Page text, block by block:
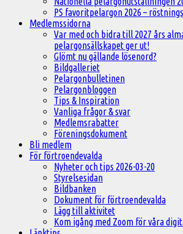
PS favoritpelargon 2026 –
Medlemssidorna
Var med och bidra till 2027 års
pelargonsällskapet ger ut!
Glömt nu gällande lösenord?
Bildgalleriet
Pelargonbulletinen
Pelargonbloggen
Tips & Inspiration
Vanliga frågor & svar
Medlemsrabatter
Föreningsdokument
Bli medlem
För förtroendevalda
Nyheter och tips 2026-03-20
Styrelsesidan
Bildbanken
Dokument för förtroendevalda
Lägg till aktivitet
Kom igång med Zoom för våra